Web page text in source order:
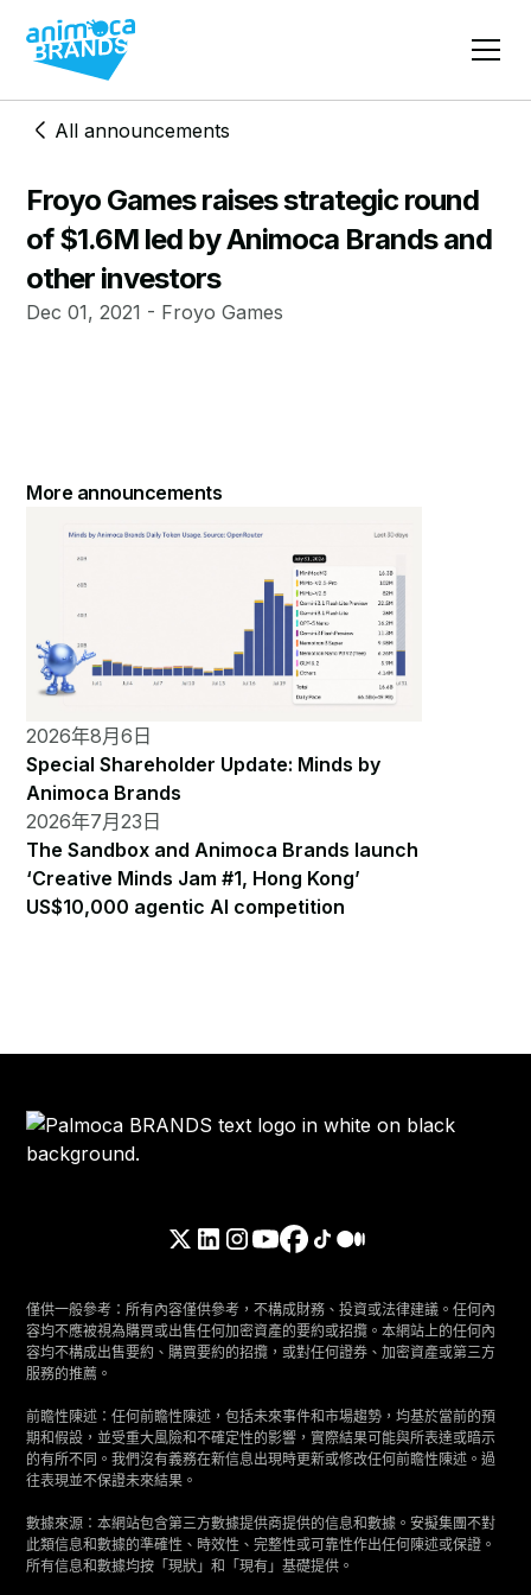
All announcements
Froyo Games raises strategic round
of $1.6M led by Animoca Brands and
other investors
Dec 01, 2021 - Froyo Games
More announcements
2026年8月6日
Special Shareholder Update: Minds by
Animoca Brands
2026年7月23日
The Sandbox and Animoca Brands launch
‘Creative Minds Jam #1, Hong Kong’
US$10,000 agentic AI competition
僅供一般參考：所有內容僅供參考，不構成財務、投資或法律建議。任何內
容均不應被視為購買或出售任何加密資產的要約或招攬。本網站上的任何內
容均不構成出售要約、購買要約的招攬，或對任何證券、加密資產或第三方
服務的推薦。
前瞻性陳述：任何前瞻性陳述，包括未來事件和市場趨勢，均基於當前的預
期和假設，並受重大風險和不確定性的影響，實際結果可能與所表達或暗示
的有所不同。我們沒有義務在新信息出現時更新或修改任何前瞻性陳述。過
往表現並不保證未來結果。
數據來源：本網站包含第三方數據提供商提供的信息和數據。安擬集團不對
此類信息和數據的準確性、時效性、完整性或可靠性作出任何陳述或保證。
所有信息和數據均按「現狀」和「現有」基礎提供。